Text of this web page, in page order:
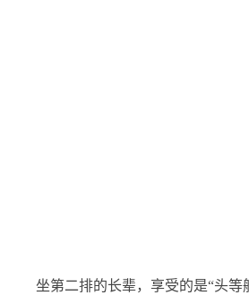
坐第二排的长辈，享受的是“头等